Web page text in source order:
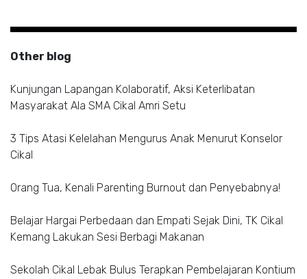
Other blog
Kunjungan Lapangan Kolaboratif, Aksi Keterlibatan
Masyarakat Ala SMA Cikal Amri Setu
3 Tips Atasi Kelelahan Mengurus Anak Menurut Konselor
Cikal
Orang Tua, Kenali Parenting Burnout dan Penyebabnya!
Belajar Hargai Perbedaan dan Empati Sejak Dini, TK Cikal
Kemang Lakukan Sesi Berbagi Makanan
Sekolah Cikal Lebak Bulus Terapkan Pembelajaran Kontium